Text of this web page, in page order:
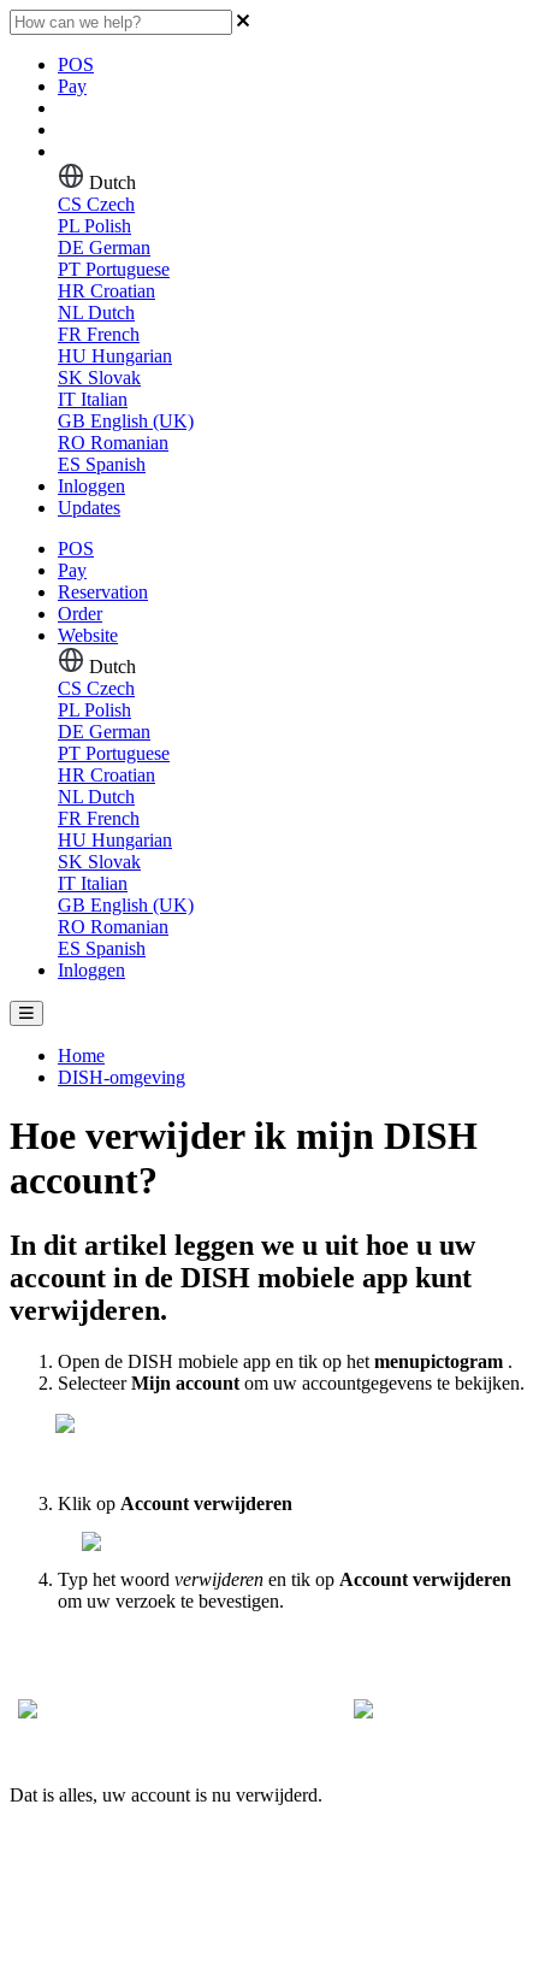
POS
Pay
Dutch
CS Czech
PL Polish
DE German
PT Portuguese
HR Croatian
NL Dutch
FR French
HU Hungarian
SK Slovak
IT Italian
GB English (UK)
RO Romanian
ES Spanish
Inloggen
Updates
POS
Pay
Reservation
Order
Website
Dutch
CS Czech
PL Polish
DE German
PT Portuguese
HR Croatian
NL Dutch
FR French
HU Hungarian
SK Slovak
IT Italian
GB English (UK)
RO Romanian
ES Spanish
Inloggen
Home
DISH-omgeving
Hoe verwijder ik mijn DISH
account?
In dit artikel leggen we u uit hoe u uw
account in de DISH mobiele app kunt
verwijderen.
Open de DISH mobiele app en tik op het menupictogram .
SelecteerMijn account om uw accountgegevens te bekijken.
Klik op Account verwijderen
Typ het woord verwijderen en tik op Account verwijderen
om uw verzoek te bevestigen.
Dat is alles, uw account is nu verwijderd.